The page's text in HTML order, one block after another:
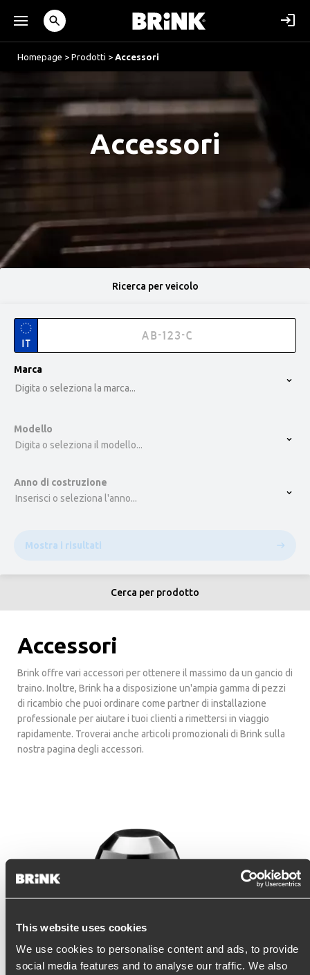
This website uses cookies
We use cookies to personalise content and ads, to provide
social media features and to analyse our traffic. We also
Homepage > Prodotti > Accessori
Accessori
Ricerca per veicolo
IT
option , selected.
Marca
Digita o seleziona la marca...
Modello
Digita o seleziona il modello...
Anno di costruzione
Inserisci o seleziona l'anno...
Mostra i risultati
Cerca per prodotto
Accessori
Brink offre vari accessori per ottenere il massimo da un gancio di
traino. Inoltre, Brink ha a disposizione un'ampia gamma di pezzi
di ricambio che puoi ordinare come partner di installazione
professionale per aiutare i tuoi clienti a rimettersi in viaggio
rapidamente. Troverai anche articoli promozionali di Brink sulla
nostra pagina degli accessori.